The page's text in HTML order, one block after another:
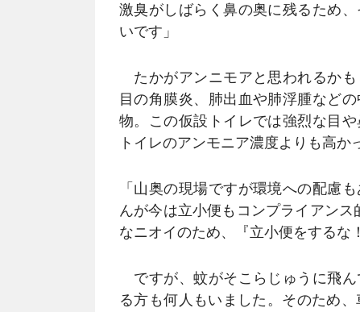
激臭がしばらく鼻の奥に残るため
いです」
たかがアンニモアと思われるか
目の角膜炎、肺出血や肺浮腫など
物。この仮設トイレでは強烈な目
トイレのアンモニア濃度よりも高か
「山奥の現場ですが環境への配慮
んが今は立小便もコンプライアン
なニオイのため、『立小便をするな
ですが、蚊がそこらじゅうに飛
る方も何人もいました。そのため